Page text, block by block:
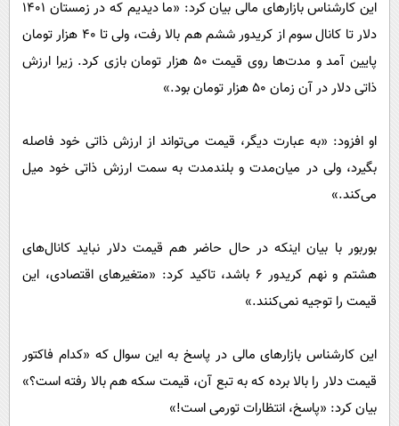
این کارشناس بازار‌های مالی بیان کرد: «ما دیدیم که در زمستان ۱۴۰۱
دلار تا کانال سوم از کریدور ششم هم بالا رفت، ولی تا ۴۰ هزار تومان
پایین آمد و مدت‌ها روی قیمت ۵۰ هزار تومان بازی کرد. زیرا ارزش
ذاتی دلار در آن زمان ۵۰ هزار تومان بود.»
او افزود: «به عبارت دیگر، قیمت می‌تواند از ارزش ذاتی خود فاصله
بگیرد، ولی در میان‌مدت و بلندمدت به سمت ارزش ذاتی خود میل
می‌کند.»
بوربور با بیان اینکه در حال حاضر هم قیمت دلار نباید کانال‌های
هشتم و نهم کریدور ۶ باشد، تاکید کرد: «متغیر‌های اقتصادی، این
قیمت را توجیه نمی‌کنند.»
این کارشناس بازار‌های مالی در پاسخ به این سوال که «کدام فاکتور
قیمت دلار را بالا برده که به تبع آن، قیمت سکه هم بالا رفته است؟»
بیان کرد: «پاسخ، انتظارات تورمی است!»